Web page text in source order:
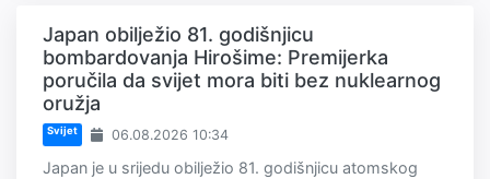
Japan obilježio 81. godišnjicu
bombardovanja Hirošime: Premijerka
poručila da svijet mora biti bez nuklearnog
oružja
Svijet 06.08.2026 10:34
Japan je u srijedu obilježio 81. godišnjicu atomskog